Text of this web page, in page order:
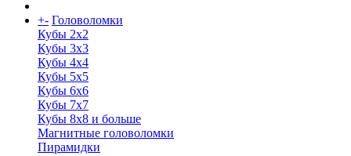
+- Головоломки
Кубы 2х2
Кубы 3х3
Кубы 4x4
Кубы 5х5
Кубы 6х6
Кубы 7х7
Кубы 8х8 и больше
Магнитные головоломки
Пирамидки